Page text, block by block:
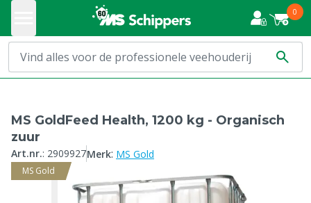
0
MS GoldFeed Health, 1200 kg - Organisch
zuur
Art.nr.: 2909927Merk: MS Gold
MS Gold